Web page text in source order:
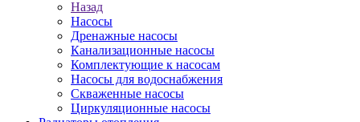
Назад
Насосы
Дренажные насосы
Канализационные насосы
Комплектующие к насосам
Насосы для водоснабжения
Скваженные насосы
Циркуляционные насосы